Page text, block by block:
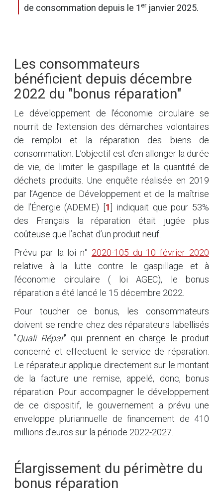
de consommation depuis le 1erjanvier 2025.
Les consommateurs
bénéficient depuis décembre
2022 du "bonus réparation"
Le développement de l’économie circulaire se
nourrit de l’extension des démarches volontaires
de remploi et la réparation des biens de
consommation. L’objectif est d’en allonger la durée
de vie, de limiter le gaspillage et la quantité de
déchets produits. Une enquête réalisée en 2019
par l’Agence de Développement et de la maîtrise
de l’Énergie (ADEME)
1
indiquait que pour 53%
des Français la réparation était jugée plus
coûteuse que l’achat d’un produit neuf.
Prévu par la loi n° 2020-105 du 10 février 2020
relative à la lutte contre le gaspillage et à
l’économie circulaire ( loi AGEC), le bonus
réparation a été lancé le 15 décembre 2022.
Pour toucher ce bonus, les consommateurs
doivent se rendre chez des réparateurs labellisés
"Quali Répar" qui prennent en charge le produit
concerné et effectuent le service de réparation.
Le réparateur applique directement sur le montant
de la facture une remise, appelé, donc, bonus
réparation. Pour accompagner le développement
de ce dispositif, le gouvernement a prévu une
enveloppe pluriannuelle de financement de 410
millions d’euros sur la période 2022-2027.
Élargissement du périmètre du
bonus réparation